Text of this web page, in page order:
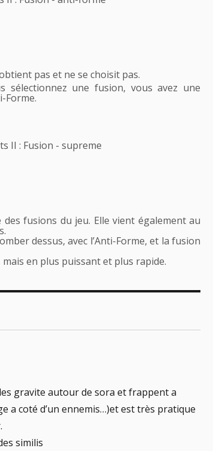
pas et ne se choisit pas.
sélectionnez une fusion, vous avez une
Forme.
fusions du jeu. Elle vient également au
dessus, avec l’Anti-Forme, et la fusion
en plus puissant et plus rapide.
gravite autour de sora et frappent a
a coté d’un ennemis…)et est très pratique
similis